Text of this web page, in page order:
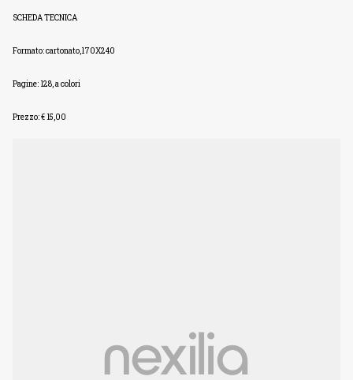
SCHEDA TECNICA
Formato: cartonato,170X240
Pagine: 128, a colori
Prezzo: € 15,00